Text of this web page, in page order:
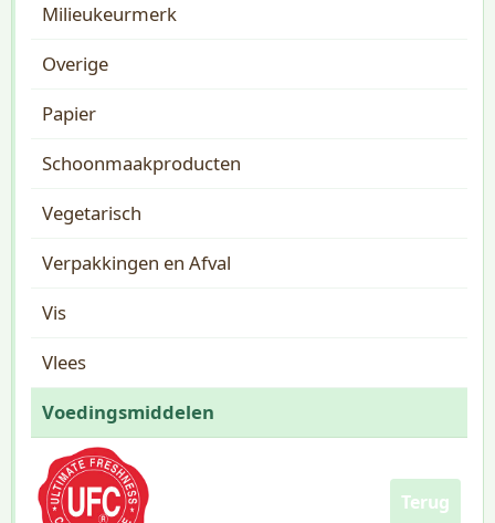
Milieukeurmerk
Overige
Papier
Schoonmaakproducten
Vegetarisch
Verpakkingen en Afval
Vis
Vlees
Voedingsmiddelen
Terug